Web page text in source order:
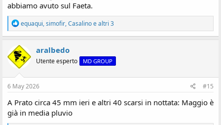
abbiamo avuto sul Faeta.
R
e
a
z
i
o
n
i
:
equaqui,simofir,Casalinoe altri 3
aralbedo
Utente esperto MD GROUP
6 May 2026 #15
A Prato circa 45 mm ieri e altri 40 scarsi in nottata: Maggio è
già in media pluvio